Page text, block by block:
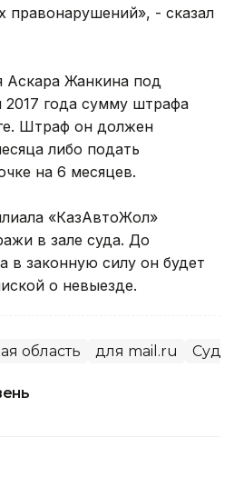
правонарушений», - сказал
Аскара Жанкина под
2017 года сумму штрафа
Штраф он должен
либо подать
на 6 месяцев.
«КазАвтоЖол»
в зале суда. До
в законную силу он будет
о невыезде.
область для mail.ru Суды